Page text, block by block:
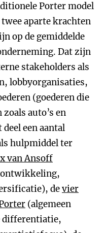
Porter model
aparte krachten
op de gemiddelde
Dat zijn
stakeholders als
lobbyorganisaties,
(goederen die
auto’s en
een aantal
hulpmiddel ter
van Ansoff
devier
(algemeen
differentiatie,